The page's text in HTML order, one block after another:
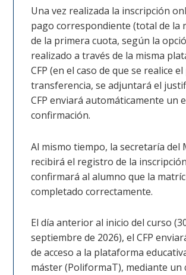
Una vez realizada la inscripción
pago correspondiente (total de la
de la primera cuota, según la
realizado a través de la misma
CFP (en el caso de que se realice
transferencia, se adjuntará el
CFP enviará automáticamente un
confirmación.
Al mismo tiempo, la secretaría del
recibirá el registro de la
confirmará al alumno que la
completado correctamente.
El día anterior al inicio del curso
septiembre de 2026), el CFP
de acceso a la plataforma
máster (PoliformaT), mediante un